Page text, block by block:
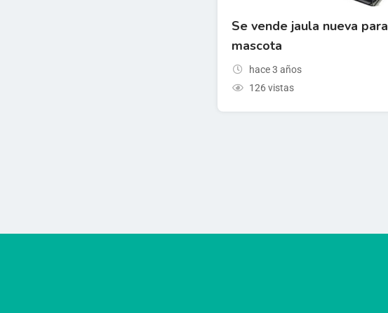
Se vende jaula nueva para
mascota
hace 3 años
126 vistas